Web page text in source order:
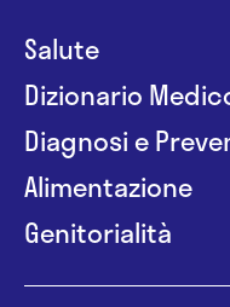
Salute
Dizionario
Diagnosi e
Alimentazione
Genitorialità